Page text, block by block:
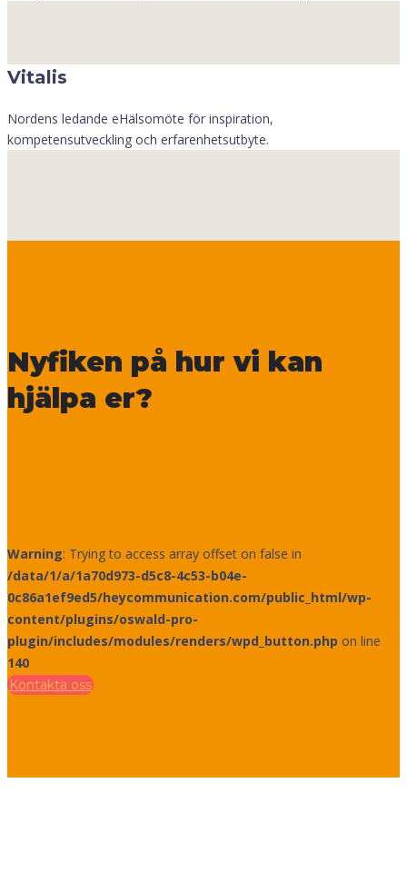
Vitalis
Nordens ledande eHälsomöte för inspiration,
kompetensutveckling och erfarenhetsutbyte.
Nyfiken på hur vi kan
hjälpa er?
Warning: Trying to access array offset on false in
/data/1/a/1a70d973-d5c8-4c53-b04e-
0c86a1ef9ed5/heycommunication.com/public_html/wp-
content/plugins/oswald-pro-
plugin/includes/modules/renders/wpd_button.php on line
140
Kontakta oss